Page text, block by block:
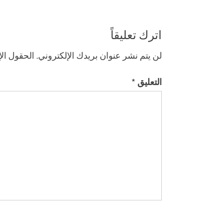
اترك تعليقاً
لن يتم نشر عنوان بريدك الإلكتروني. الحقول
التعليق *